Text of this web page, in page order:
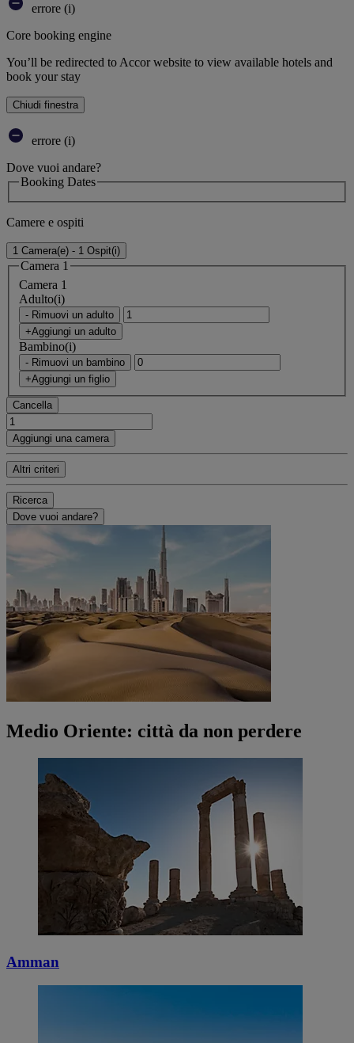
errore (i)
Core booking engine
You’ll be redirected to Accor website to view available hotels and
book your stay
Chiudi finestra
errore (i)
Dove vuoi andare?
Booking Dates
Camere e ospiti
1 Camera(e) - 1 Ospit(i)
Camera 1
Camera 1
Adulto(i)
- Rimuovi un adulto
+Aggiungi un adulto
Bambino(i)
- Rimuovi un bambino
+Aggiungi un figlio
Cancella
Aggiungi una camera
Altri criteri
Ricerca
Dove vuoi andare?
Medio Oriente: città da non perdere
Amman